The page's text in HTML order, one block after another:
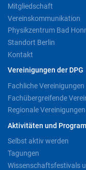
Mitgliedschaft
Vereinskommunikation
Physikzentrum Bad
Standort Berlin
Kontakt
Vereinigungen der DPG
Fachliche Vereinigungen
Fachübergreifende
Regionale Vereinigungen
Aktivitäten und
Selbst aktiv werden
Tagungen
Wissenschaftsfestivals